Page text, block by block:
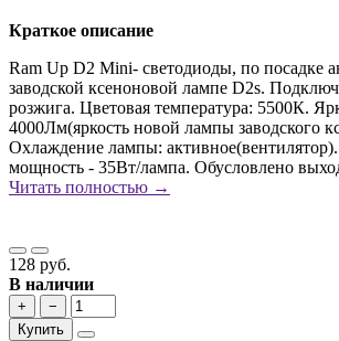
Краткое описание
Ram Up D2 Mini- светодиоды, по посадке
заводской ксеноновой лампе D2s.
розжига. Цветовая температура: 5500К.
4000Лм(яркость новой лампы заводского
Охлаждение лампы:
мощность - 35Вт/лампа. Обусловлено
Читать полностью →
128 руб.
В наличии
+
−
Купить